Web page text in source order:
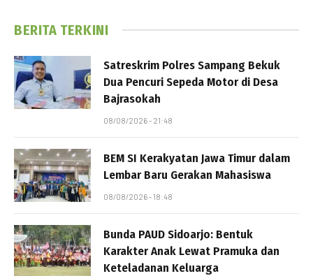
BERITA TERKINI
Satreskrim Polres Sampang Bekuk
Dua Pencuri Sepeda Motor di Desa
Bajrasokah
08/08/2026 - 21:48
BEM SI Kerakyatan Jawa Timur dalam
Lembar Baru Gerakan Mahasiswa
08/08/2026 - 18:48
Bunda PAUD Sidoarjo: Bentuk
Karakter Anak Lewat Pramuka dan
Keteladanan Keluarga